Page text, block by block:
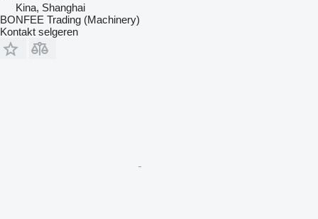
Kina, Shanghai
BONFEE Trading (Machinery)
Kontakt selgeren